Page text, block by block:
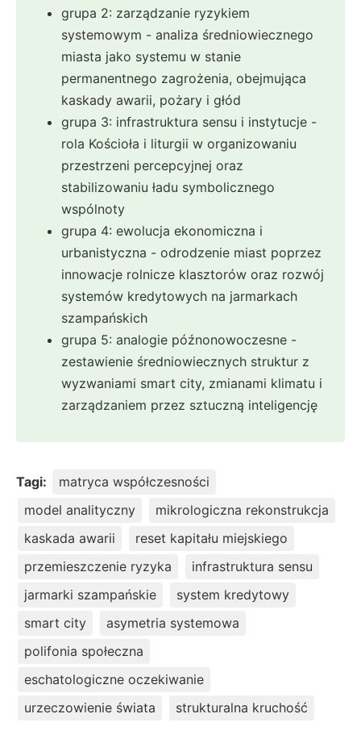
grupa 2: zarządzanie ryzykiem
systemowym - analiza średniowiecznego
miasta jako systemu w stanie
permanentnego zagrożenia, obejmująca
kaskady awarii, pożary i głód
grupa 3: infrastruktura sensu i instytucje -
rola Kościoła i liturgii w organizowaniu
przestrzeni percepcyjnej oraz
stabilizowaniu ładu symbolicznego
wspólnoty
grupa 4: ewolucja ekonomiczna i
urbanistyczna - odrodzenie miast poprzez
innowacje rolnicze klasztorów oraz rozwój
systemów kredytowych na jarmarkach
szampańskich
grupa 5: analogie późnonowoczesne -
zestawienie średniowiecznych struktur z
wyzwaniami smart city, zmianami klimatu i
zarządzaniem przez sztuczną inteligencję
Tagi:
matryca współczesności
model analityczny
mikrologiczna rekonstrukcja
kaskada awarii
reset kapitału miejskiego
przemieszczenie ryzyka
infrastruktura sensu
jarmarki szampańskie
system kredytowy
smart city
asymetria systemowa
polifonia społeczna
eschatologiczne oczekiwanie
urzeczowienie świata
strukturalna kruchość